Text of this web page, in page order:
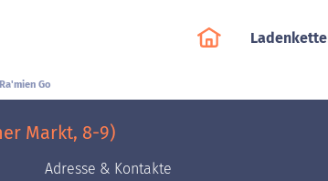
Ra'mien Go
Markt, 8-9)
Adresse & Kontakte